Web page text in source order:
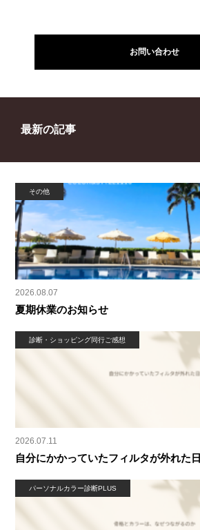
お問い合わせ
最新の記事
その他
2026.08.07
夏期休業のお知らせ
診断・ショッピング同行ご感想
2026.07.11
自分にかかっていたフィルタが外れた日
パーソナルカラー診断PLUS